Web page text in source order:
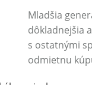
Mladšia
dôkladnejšia
s ostatnými
odmietnu